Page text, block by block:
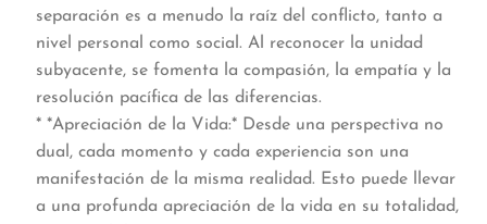
separación es a menudo la raíz del conflicto, tanto a
nivel personal como social. Al reconocer la unidad
subyacente, se fomenta la compasión, la empatía y la
resolución pacífica de las diferencias.
* *Apreciación de la Vida:* Desde una perspectiva no
dual, cada momento y cada experiencia son una
manifestación de la misma realidad. Esto puede llevar
a una profunda apreciación de la vida en su totalidad,